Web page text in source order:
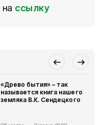
ссылку
«Древо бытия» – так
называется книга нашего
земляка В.К. Сендецкого